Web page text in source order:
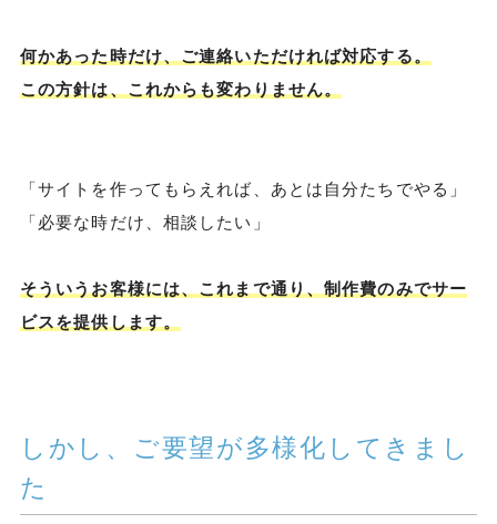
何かあった時だけ、ご連絡いただければ対応する。
この方針は、これからも変わりません。
「サイトを作ってもらえれば、あとは自分たちでやる」
「必要な時だけ、相談したい」
そういうお客様には、これまで通り、制作費のみでサー
ビスを提供します。
しかし、ご要望が多様化してきまし
た